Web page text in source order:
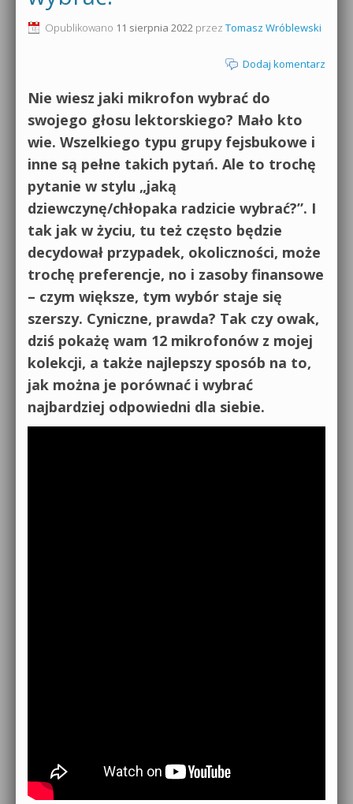
Produkcja muzyczna od podstaw
Sound Forge od podstaw
Dubstep z syntezatorem Massive
Kontakt 5 Kompendium
Pakiety
0dB.pl - informacje
Materiały dla mediów
Archiwum aktualności
Polityka prywatności
Regulamin
Działanie sklepu internetowego
Wyszukiwanie
Opublikowano 11 sierpnia 2022 przez Tomasz Wróblewski
Dodaj komentarz
Nie wiesz jaki mikrofon wybrać do
swojego głosu lektorskiego? Mało kto
wie. Wszelkiego typu grupy fejsbukowe i
inne są pełne takich pytań. Ale to trochę
pytanie w stylu „jaką
dziewczynę/chłopaka radzicie wybrać?”. I
tak jak w życiu, tu też często będzie
decydował przypadek, okoliczności, może
trochę preferencje, no i zasoby finansowe
– czym większe, tym wybór staje się
szerszy. Cyniczne, prawda? Tak czy owak,
dziś pokażę wam 12 mikrofonów z mojej
kolekcji, a także najlepszy sposób na to,
jak można je porównać i wybrać
najbardziej odpowiedni dla siebie.